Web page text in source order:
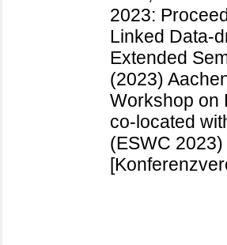
2023:
Linked Data-
Extended
(2023)
Workshop on
co-located
(ESWC